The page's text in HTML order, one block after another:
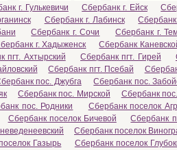
г. Гулькевичи Сбербанк г. Ейск
Сбербанк г. Лабинск Сбербанк
Сбербанк г. Сочи Сбербанк г.
г. Хадыженск Сбербанк
пгт. Ахтырский Сбербанк пгт. Гирей
Сбербанк пгт. Псебай
пос. Джубга Сбербанк пос.
Сбербанк пос. Мирской Сбербанк
пос. Родники Сбербанк поселок
Сбербанк поселок Бичевой Сбербанк
Сбербанк поселок
Газырь Сбербанк поселок